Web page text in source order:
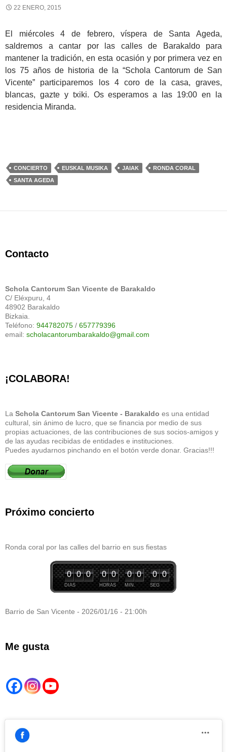
22 ENERO, 2015
El miércoles 4 de febrero, víspera de Santa Ageda,
saldremos a cantar por las calles de Barakaldo para
mantener la tradición, en esta ocasión y por primera vez en
los 75 años de historia de la “Schola Cantorum de San
Vicente” participaremos los 4 coro de la casa, graves,
blancas, gazte y txiki. Os esperamos a las 19:00 en la
residencia Miranda.
CONCIERTO EUSKAL MUSIKA JAIAK
RONDA CORAL
SANTA AGEDA
Contacto
Schola Cantorum San Vicente de Barakaldo
C/ Eléxpuru, 4
48902 Barakaldo
Bizkaia.
Teléfono: 944782075 / 657779396
email: scholacantorumbarakaldo@gmail.com
¡COLABORA!
La Schola Cantorum San Vicente - Barakaldo es una entidad
cultural, sin ánimo de lucro, que se financia por medio de sus
propias actuaciones, de las contribuciones de sus socios-amigos y
de las ayudas recibidas de entidades e instituciones.
Puedes ayudarnos pinchando en el botón verde donar. Gracias!!!
Próximo concierto
Ronda coral por las calles del barrio en sus fiestas
DIAS
0 0 0
HORAS
0 0
MIN.
0 0
SEG
0 0
Barrio de San Vicente - 2026/01/16 - 21:00h
Me gusta